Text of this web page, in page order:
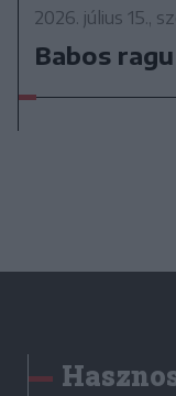
2026. július 15.,
Babos